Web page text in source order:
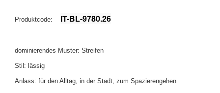
Produktcode: IT-BL-9780.26
dominierendes Muster: Streifen
Stil: lässig
Anlass: für den Alltag, in der Stadt, zum Spazierengehen